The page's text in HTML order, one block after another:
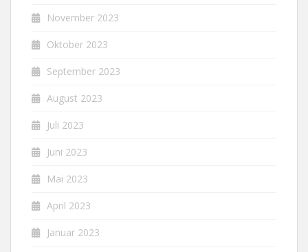
November 2023
Oktober 2023
September 2023
August 2023
Juli 2023
Juni 2023
Mai 2023
April 2023
Januar 2023